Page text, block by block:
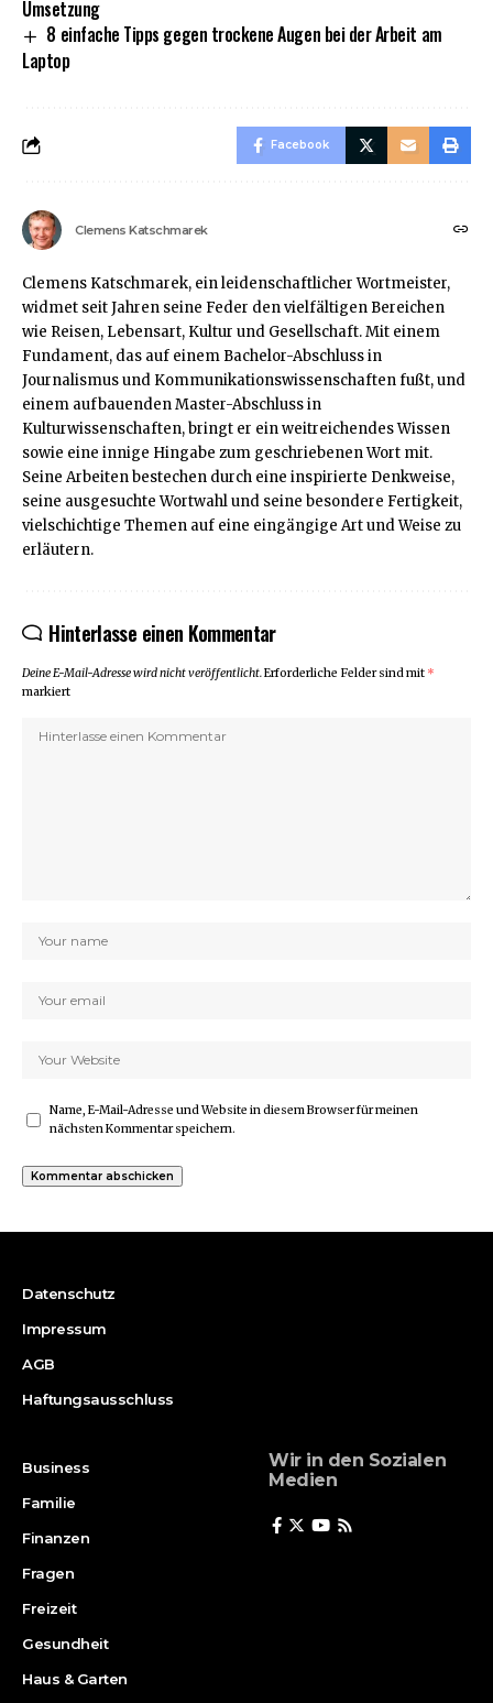
Umsetzung
8 einfache Tipps gegen trockene Augen bei der Arbeit am
Laptop
Facebook
Clemens Katschmarek
Clemens Katschmarek, ein leidenschaftlicher Wortmeister,
widmet seit Jahren seine Feder den vielfältigen Bereichen
wie Reisen, Lebensart, Kultur und Gesellschaft. Mit einem
Fundament, das auf einem Bachelor-Abschluss in
Journalismus und Kommunikationswissenschaften fußt, und
einem aufbauenden Master-Abschluss in
Kulturwissenschaften, bringt er ein weitreichendes Wissen
sowie eine innige Hingabe zum geschriebenen Wort mit.
Seine Arbeiten bestechen durch eine inspirierte Denkweise,
seine ausgesuchte Wortwahl und seine besondere Fertigkeit,
vielschichtige Themen auf eine eingängige Art und Weise zu
erläutern.
Hinterlasse einen Kommentar
Deine E-Mail-Adresse wird nicht veröffentlicht.Erforderliche Felder sind mit *
markiert
Name, E-Mail-Adresse und Website in diesem Browser für meinen
nächsten Kommentar speichern.
Datenschutz
Impressum
AGB
Haftungsausschluss
Business
Familie
Finanzen
Fragen
Freizeit
Gesundheit
Haus & Garten
Wir in den Sozialen
Medien